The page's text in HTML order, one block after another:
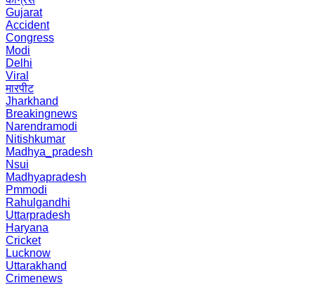
Gujarat
Accident
Congress
Modi
Delhi
Viral
मारपीट
Jharkhand
Breakingnews
Narendramodi
Nitishkumar
Madhya_pradesh
Nsui
Madhyapradesh
Pmmodi
Rahulgandhi
Uttarpradesh
Haryana
Cricket
Lucknow
Uttarakhand
Crimenews